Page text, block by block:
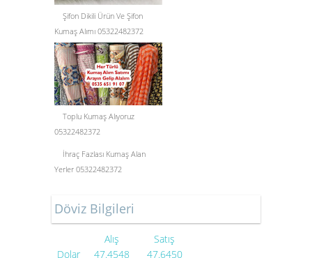
Şifon Dikili Ürün Ve Şifon
Kumaş Alımı 05322482372
Toplu Kumaş Alıyoruz
05322482372
İhraç Fazlası Kumaş Alan
Yerler 05322482372
Döviz Bilgileri
Alış
Satış
Dolar
47.4548 47.6450